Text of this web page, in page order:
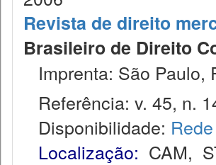
Revista de direito
Brasileiro de Direito
Imprenta: São Paulo,
Referência: v. 45, n.
Disponibilidade:
Localização: CAM,